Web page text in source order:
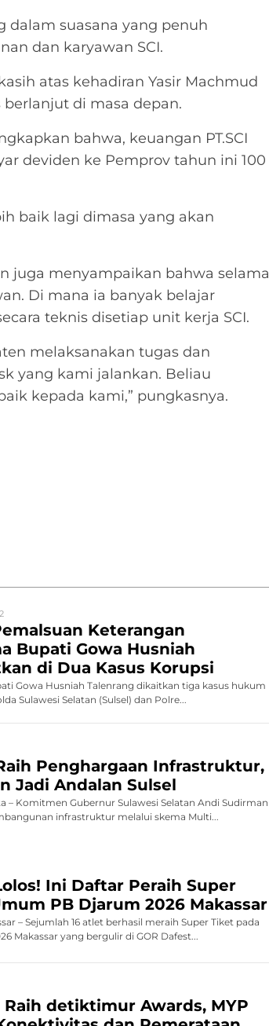
dalam suasana yang penuh
dan karyawan SCI.
atas kehadiran Yasir Machmud
di masa depan.
bahwa, keuangan PT.SCI
deviden ke Pemprov tahun ini 100
baik lagi dimasa yang akan
juga menyampaikan bahwa selama
Di mana ia banyak belajar
teknis disetiap unit kerja SCI.
melaksanakan tugas dan
yang kami jalankan. Beliau
kepada kami,” pungkasnya.
Keterangan
Bupati Gowa Husniah
di Dua Kasus Korupsi
Gowa Husniah Talenrang dikaitkan tiga kasus hukum
Sulawesi Selatan (Sulsel) dan Polre...
Penghargaan Infrastruktur,
Jadi Andalan Sulsel
– Komitmen Gubernur Sulawesi Selatan Andi Sudirman
infrastruktur melalui skema Multi...
Ini Daftar Peraih Super
PB Djarum 2026 Makassar
– Sejumlah 16 atlet berhasil meraih Super Tiket pada
Makassar yang bergulir di GOR Dafest...
detiktimur Awards, MYP